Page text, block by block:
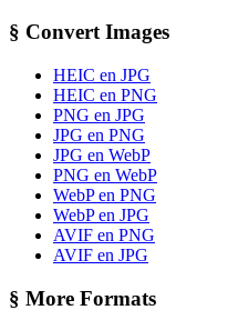
§ Convert Images
HEIC en JPG
HEIC en PNG
PNG en JPG
JPG en PNG
JPG en WebP
PNG en WebP
WebP en PNG
WebP en JPG
AVIF en PNG
AVIF en JPG
§ More Formats